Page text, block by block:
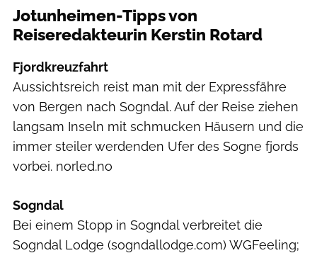
Jotunheimen-Tipps von
Reiseredakteurin Kerstin Rotard
Fjordkreuzfahrt
Aussichtsreich reist man mit der Expressfähre
von Bergen nach Sogndal. Auf der Reise ziehen
langsam Inseln mit schmucken Häu­sern und die
immer steiler werdenden Ufer des Sogne­ fjords
vorbei. norled.no
Sogndal
Bei einem Stopp in Sogndal verbreitet die
Sogndal Lodge (sogndallodge.com) WG­Feeling;